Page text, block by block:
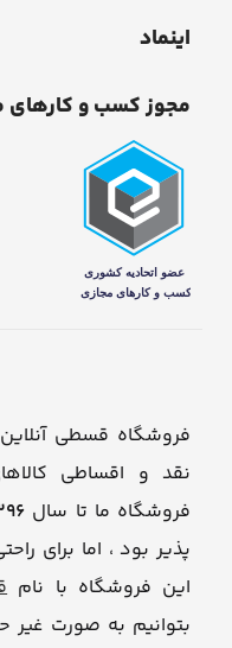
اینماد
مجوز کسب و کارهای
فروشگاه قسطی
نقد و اقساطی
فروشگاه ما تا سال
پذیر بود ، اما برای
این فروشگاه با نام
بتوانیم به صورت